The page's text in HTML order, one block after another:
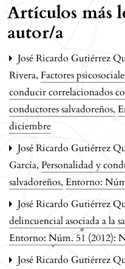
Artículos más
autor/a
José Ricardo Gutiérrez
Rivera, Factores
conducir correlacionados
conductores salvadoreños,
diciembre
José Ricardo Gutiérrez
García, Personalidad y
salvadoreños, Entorno:
José Ricardo Gutiérrez
delincuencial asociada a la
Entorno: Núm. 51 (2012):
José Ricardo Gutiérrez